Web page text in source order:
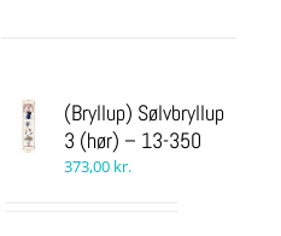
(Bryllup) Sølvbryllup
3 (hør) – 13-350
373,00 kr.